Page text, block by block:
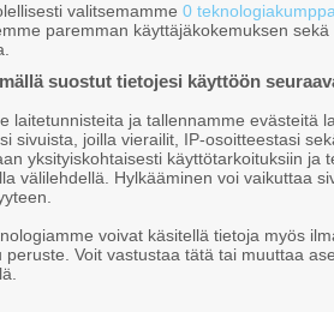
toiminut vuoden –
valitsemamme 0
paremman käyttäjäkokemuksen
suostut tietojesi käyttöön
laitetunnisteita ja tallennamme evästeitä
sivuista, joilla vierailit, IP-osoitteestasi
yksityiskohtaisesti käyttötarkoituksiin ja
välilehdellä. Hylkääminen voi vaikuttaa
voivat käsitellä tietoja myös
peruste. Voit vastustaa tätä tai muuttaa